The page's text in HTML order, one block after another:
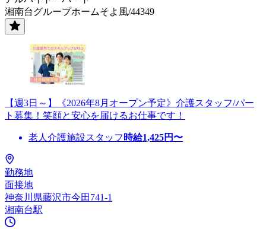
湘南台グループホームそよ風/44349
【週3日～】《2026年8月オープン予定》介護スタッフ/パー
ト募集！笑顔と安心を届けるお仕事です！
老人介護施設スタッフ 時給1,425円〜
勤務地
面接地
神奈川県藤沢市今田741-1
湘南台駅